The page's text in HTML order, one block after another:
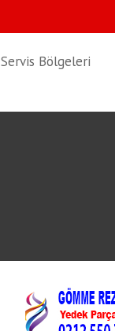
Servis Bölgeleri